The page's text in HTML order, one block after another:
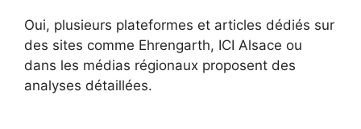
Oui, plusieurs plateformes et articles dédiés sur
des sites comme Ehrengarth, ICI Alsace ou
dans les médias régionaux proposent des
analyses détaillées.